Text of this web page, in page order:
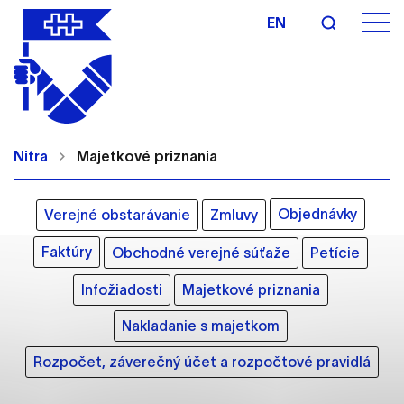
EN
Nitra Majetkové priznania
Verejné obstarávanie Zmluvy Objednávky
Faktúry Obchodné verejné súťaže Petície
Infožiadosti Majetkové priznania
Nakladanie s majetkom
Rozpočet, záverečný účet a rozpočtové pravidlá
Nastavenie cookies
stránky môžu ukladať informácie o vašej aktivite a
preferenciách. Používajú sa napríklad k tomu, aby
si webový prehliadač zapamätoval Vaše
prihlásenie alebo aby sa uložila Vaša voľba v tomto
okne.
Vyberte úroveň cookies, ktorú chcete povoliť
Technické cookies
Technické súbory cookie sú pre prevádzku
nevyhnutné a pomáhajú urobiť webové stránky